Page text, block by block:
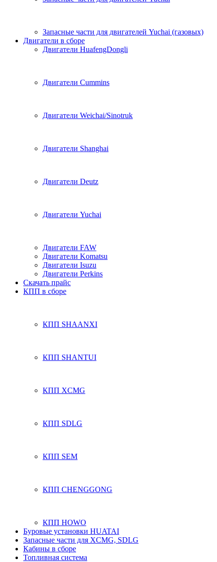
Запасные части для двигателей Yuchai (газовых)
Двигатели в сборе
Двигатели HuafengDongli
Двигатели Cummins
Двигатели Weichai/Sinotruk
Двигатели Shanghai
Двигатели Deutz
Двигатели Yuchai
Двигатели FAW
Двигатели Komatsu
Двигатели Isuzu
Двигатели Perkins
Скачать прайс
КПП в сборе
КПП SHAANXI
КПП SHANTUI
КПП XCMG
КПП SDLG
КПП SEM
КПП CHENGGONG
КПП HOWO
Буровые установки HUATAI
Запасные части для XCMG, SDLG
Кабины в сборе
Топливная система